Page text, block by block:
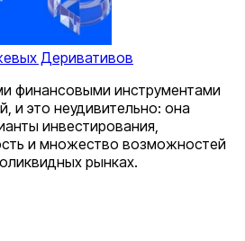
Деривативов
финансовыми инструментами
и это неудивительно: она
инвестирования,
и множество возможностей
рынках.